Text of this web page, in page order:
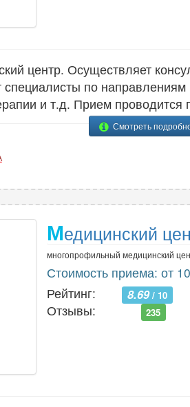
центр. Осуществляет
по направлениям
и т.д. Прием проводится
Смотреть
Медицинский
многопрофильный медицинский
Стоимость приема: от
Рейтинг:
8.69/ 10
Отзывы: 235